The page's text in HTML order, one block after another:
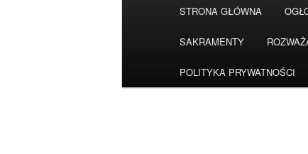
STRONA GŁÓWNA
SAKRAMENTY
POLITYKA PRYWATNOŚCI